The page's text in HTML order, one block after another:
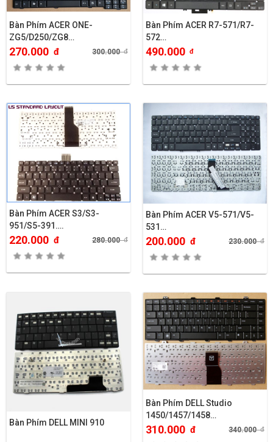
Bàn Phím ACER ONE-
ZG5/D250/ZG8…
270.000 đ 300.000đ
Bàn Phím ACER R7-571/R7-
572…
490.000 đ
Bàn Phím ACER S3/S3-
951/S5-391….
220.000 đ 280.000đ
Bàn Phím ACER V5-571/V5-
531…
200.000 đ 230.000đ
Bàn Phím DELL MINI 910
Bàn Phím DELL Studio
1450/1457/1458…
310.000 đ 340.000đ